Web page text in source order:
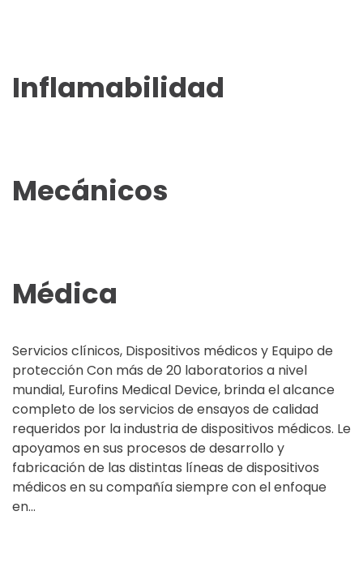
Inflamabilidad
Mecánicos
Médica
Servicios clínicos, Dispositivos médicos y Equipo de
protección Con más de 20 laboratorios a nivel
mundial, Eurofins Medical Device, brinda el alcance
completo de los servicios de ensayos de calidad
requeridos por la industria de dispositivos médicos. Le
apoyamos en sus procesos de desarrollo y
fabricación de las distintas líneas de dispositivos
médicos en su compañía siempre con el enfoque
en...